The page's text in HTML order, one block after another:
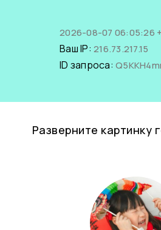
2026-08-07 06:05:26
Ваш IP: 216.73.217.15
ID запроса:
Разверните картинку